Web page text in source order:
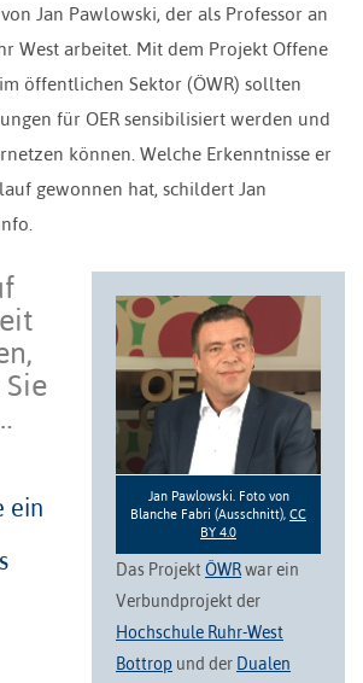
Jan Pawlowski, der als Professor an
West arbeitet. Mit dem Projekt Offene
öffentlichen Sektor (ÖWR) sollten
für OER sensibilisiert werden und
können. Welche Erkenntnisse er
gewonnen hat, schildert Jan
Jan Pawlowski. Foto von
Blanche Fabri (Ausschnitt), CC
BY 4.0
Das Projekt ÖWRwar ein
Verbundprojekt der
Hochschule Ruhr-West
Bottrop und der Dualen
ein